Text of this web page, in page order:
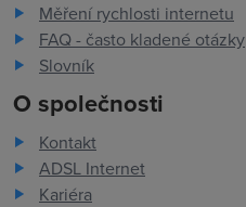
Měření rychlosti internetu
FAQ - často kladené otázky
Slovník
O společnosti
Kontakt
ADSL Internet
Kariéra